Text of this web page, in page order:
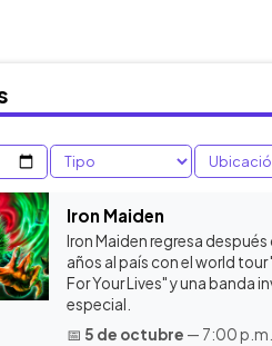
Iron Maiden
Iron Maiden regresa después
años al país con el world tour
For Your Lives" y una banda
especial.
📅 5 de octubre — 7:00 p.m.